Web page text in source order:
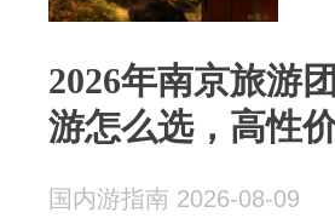
2026年南京旅游
游怎么选，高性
国内游指南 2026-08-09